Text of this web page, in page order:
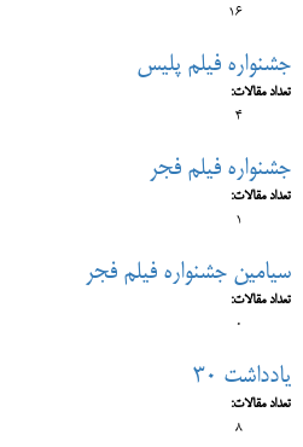
16
جشنواره فیلم پلیس
تعداد مقالات:
4
جشنواره فیلم فجر
تعداد مقالات:
1
سی‎امین جشنواره فیلم فجر
تعداد مقالات:
0
یادداشت 30
تعداد مقالات:
8